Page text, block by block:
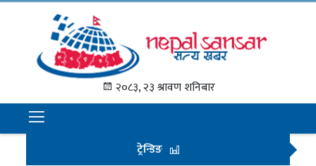
२०८३, २३ श्रावण शनिबार
समाचार
राजनीति
ट्रेन्डिङ